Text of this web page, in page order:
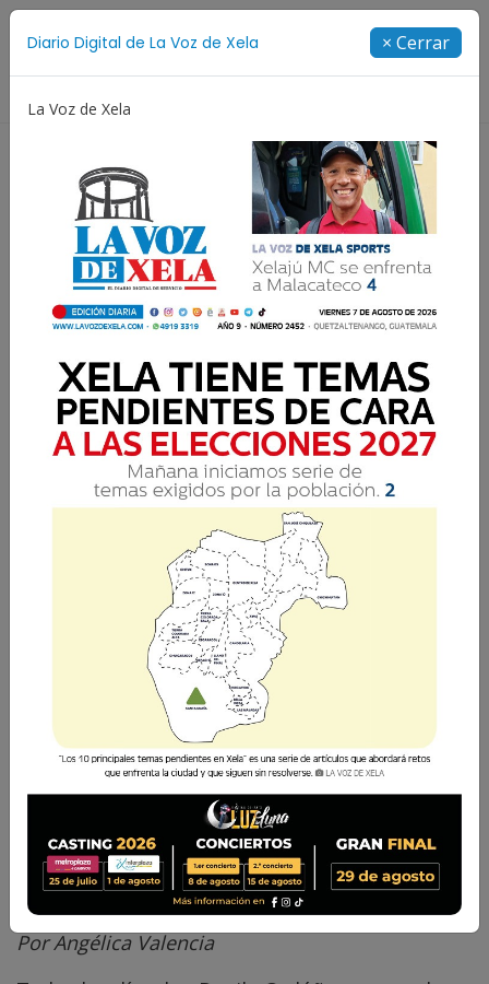
Diario Digital de La Voz de Xela × Cerrar
La Voz de Xela
Danilo, el señor que
tramitó un permiso para
alimentar a perritos en
toque de queda
La Voz de Xela · Redacción 16 Julio 2020 12:13
Por Angélica Valencia